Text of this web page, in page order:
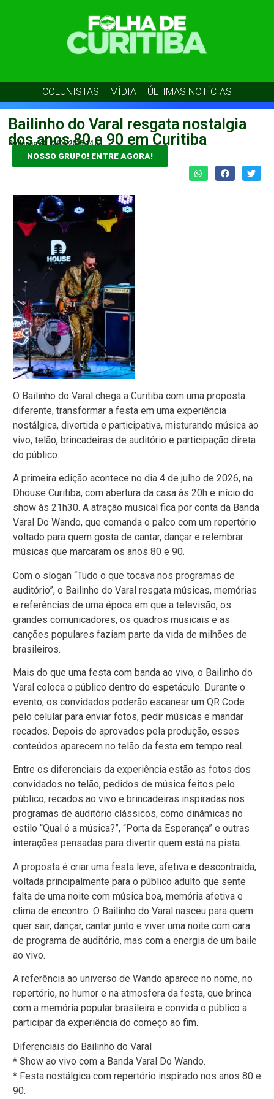
COLUNISTAS MÍDIA ÚLTIMAS NOTÍCIAS
Bailinho do Varal resgata nostalgia
dos anos 80 e 90 em Curitiba
Redação 40 23/06/2026 14:54
NOSSO GRUPO! ENTRE AGORA!
O Bailinho do Varal chega a Curitiba com uma proposta
diferente, transformar a festa em uma experiência
nostálgica, divertida e participativa, misturando música ao
vivo, telão, brincadeiras de auditório e participação direta
do público.
A primeira edição acontece no dia 4 de julho de 2026, na
Dhouse Curitiba, com abertura da casa às 20h e início do
show às 21h30. A atração musical fica por conta da Banda
Varal Do Wando, que comanda o palco com um repertório
voltado para quem gosta de cantar, dançar e relembrar
músicas que marcaram os anos 80 e 90.
Com o slogan “Tudo o que tocava nos programas de
auditório”, o Bailinho do Varal resgata músicas, memórias
e referências de uma época em que a televisão, os
grandes comunicadores, os quadros musicais e as
canções populares faziam parte da vida de milhões de
brasileiros.
Mais do que uma festa com banda ao vivo, o Bailinho do
Varal coloca o público dentro do espetáculo. Durante o
evento, os convidados poderão escanear um QR Code
pelo celular para enviar fotos, pedir músicas e mandar
recados. Depois de aprovados pela produção, esses
conteúdos aparecem no telão da festa em tempo real.
Entre os diferenciais da experiência estão as fotos dos
convidados no telão, pedidos de música feitos pelo
público, recados ao vivo e brincadeiras inspiradas nos
programas de auditório clássicos, como dinâmicas no
estilo “Qual é a música?”, “Porta da Esperança” e outras
interações pensadas para divertir quem está na pista.
A proposta é criar uma festa leve, afetiva e descontraída,
voltada principalmente para o público adulto que sente
falta de uma noite com música boa, memória afetiva e
clima de encontro. O Bailinho do Varal nasceu para quem
quer sair, dançar, cantar junto e viver uma noite com cara
de programa de auditório, mas com a energia de um baile
ao vivo.
A referência ao universo de Wando aparece no nome, no
repertório, no humor e na atmosfera da festa, que brinca
com a memória popular brasileira e convida o público a
participar da experiência do começo ao fim.
Diferenciais do Bailinho do Varal
* Show ao vivo com a Banda Varal Do Wando.
* Festa nostálgica com repertório inspirado nos anos 80 e
90.